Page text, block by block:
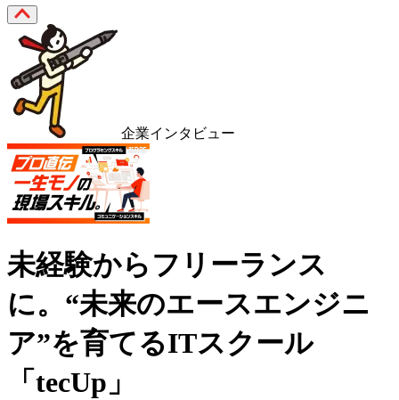
企業インタビュー
未経験からフリーランス
に。“未来のエースエンジニ
ア”を育てるITスクール
「tecUp」